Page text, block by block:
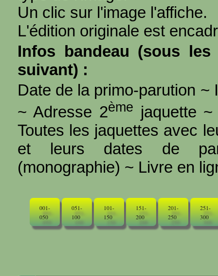
Un clic sur l'image l'affiche.
L'édition originale est
Infos bandeau (sous
suivant) :
Date de la primo-parution ~
~ Adresse 2ème jaquette
Toutes les jaquettes avec
et leurs dates de
(monographie) ~ Livre en
001-
050
051-
100
101-
150
151-
200
201-
250
251-
300